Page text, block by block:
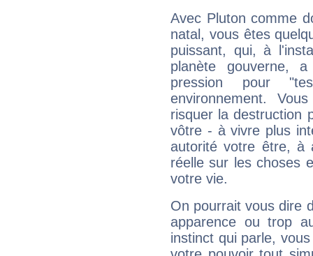
Avec Pluton comme
natal, vous êtes
puissant, qui, à
planète gouverne,
pression pour
environnement.
risquer la destruction
vôtre - à vivre plus
autorité votre être, à
réelle sur les choses
votre vie.
On pourrait vous dire
apparence ou trop
instinct qui parle,